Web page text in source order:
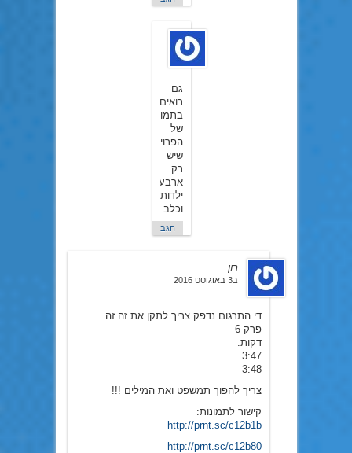
גם
רואים
בתמונה
של
הפרוייקט
שיש
רק
ארבעה
ילדות
וכלב
הגב
רון
ב3 באוגוסט 2016
די התרגום נדפק צריך לתקן את זה זה
פרק 6
דקות:
3:47
3:48
צריך להפוך תמשפט ואת המילים !!!
קישור לתמונות:
http://prnt.sc/c12b1b
http://prnt.sc/c12b80